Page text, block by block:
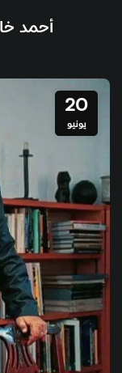
أحمد
20
يونيو